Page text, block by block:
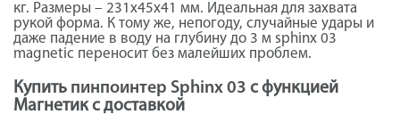
кг. Размеры – 231х45х41 мм. Идеальная для захвата
рукой форма. К тому же, непогоду, случайные удары и
даже падение в воду на глубину до 3 м sphinx 03
magnetic переносит без малейших проблем.
Купить пинпоинтер Sphinx 03 с функцией
Магнетик с доставкой